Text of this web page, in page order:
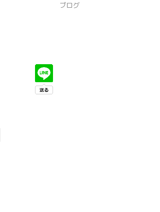
ブログ